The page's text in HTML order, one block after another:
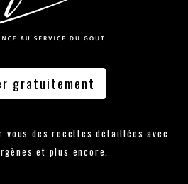
gratuitement
vous des recettes détaillées avec
et plus encore.